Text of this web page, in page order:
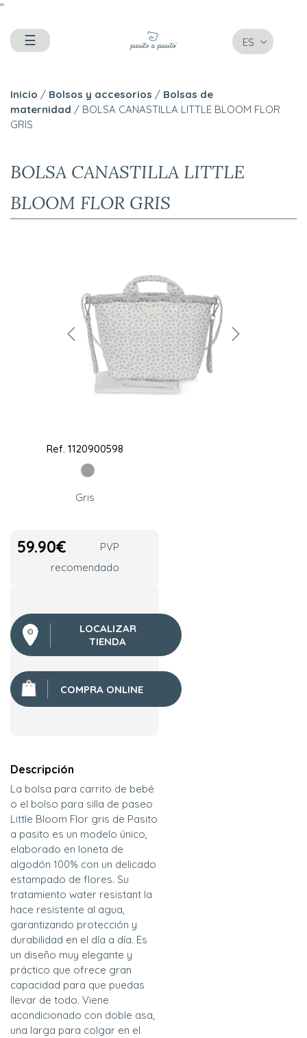
"
☰ ES
Inicio / Bolsos y accesorios / Bolsas de
maternidad / BOLSA CANASTILLA LITTLE BLOOM FLOR
GRIS
BOLSA CANASTILLA LITTLE
BLOOM FLOR GRIS
Ref. 1120900598
Gris
59.90€
PVP
recomendado
LOCALIZAR
TIENDA
COMPRA ONLINE
Descripción
La bolsa para carrito de bebé
o el bolso para silla de paseo
Little Bloom Flor gris de Pasito
a pasito es un modelo único,
elaborado en loneta de
algodón 100% con un delicado
estampado de flores. Su
tratamiento water resistant la
hace resistente al agua,
garantizando protección y
durabilidad en el día a día. Es
un diseño muy elegante y
práctico que ofrece gran
capacidad para que puedas
llevar de todo. Viene
acondicionado con doble asa,
una larga para colgar en el